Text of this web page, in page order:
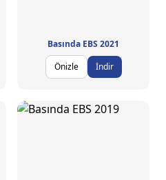
Basında EBS 2021
Önizle
İndir